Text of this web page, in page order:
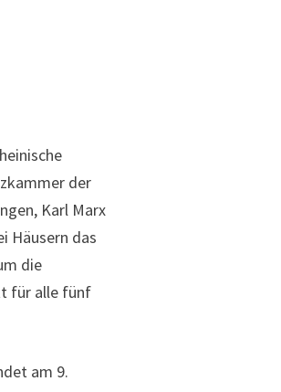
der
Karl Marx
Häusern das
die
für alle fünf
am 9.